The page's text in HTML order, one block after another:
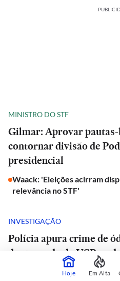
MINISTRO DO STF
Gilmar: Aprovar pautas-
contornar divisão de
presidencial
Waack: 'Eleições acirram
relevância no STF'
INVESTIGAÇÃO
Polícia apura crime de
doutorando da USP e
morto em estrada de São
Hoje Em Alta